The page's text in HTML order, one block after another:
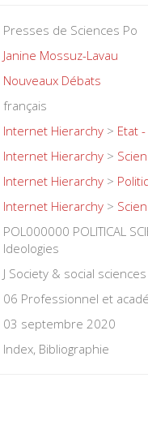
Presses de Sciences Po
Janine Mossuz-Lavau
Nouveaux Débats
français
Internet Hierarchy > Etat
Internet Hierarchy >
Internet Hierarchy >
Internet Hierarchy >
POL000000 POLITICAL
Ideologies
J Society & social
06 Professionnel et
03 septembre 2020
Index, Bibliographie